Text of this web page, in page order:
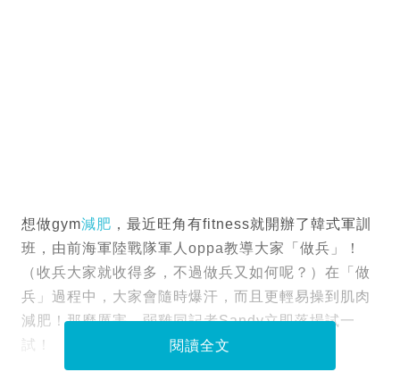
想做gym減肥 ，最近旺角有fitness就開辦了韓式軍訓
班，由前海軍陸戰隊軍人oppa教導大家「做兵」！
（收兵大家就收得多，不過做兵又如何呢？）在「做
兵」過程中，大家會隨時爆汗，而且更輕易操到肌肉
減肥！那麼厲害，弱雞同記者Sandy立即落場試一
試！
閱讀全文